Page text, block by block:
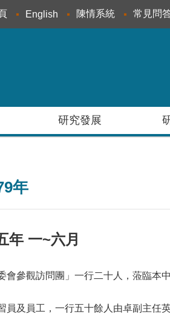
English 陳情系統 常見問
研究發展
年
年 一~六月
會參觀訪問團」一行二十人，蒞臨本
員及員工，一行五十餘人由卓副主任